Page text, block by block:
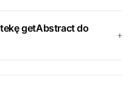
getAbstract do
+